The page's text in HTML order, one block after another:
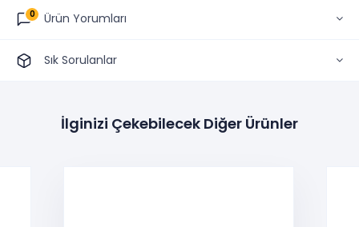
Ürün Yorumları
0
Sık Sorulanlar
İlginizi Çekebilecek Diğer Ürünler